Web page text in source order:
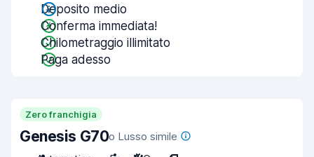
Deposito medio
Conferma immediata!
Chilometraggio illimitato
Paga adesso
Zero franchigia
Genesis G70o Lusso simile